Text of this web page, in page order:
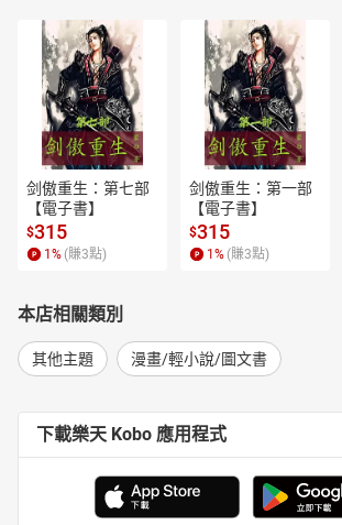
剑傲重生：第七部
【電子書】
$315
1 % (賺3點)
剑傲重生：第一部
【電子書】
$315
1 % (賺3點)
本店相關類別
其他主題 漫畫/輕小說/圖文書
下載樂天 Kobo 應用程式